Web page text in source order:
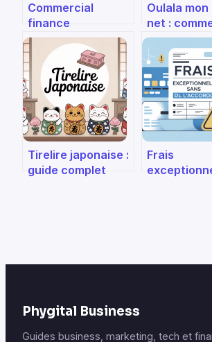
Commercial
finance
association : rôle,
enjeux et
panorama complet
Oulala mon
net :
faire un
de visibilité
Tirelire japonaise :
guide complet
Frais
Phygital Business
Guides business, marketing, tech et